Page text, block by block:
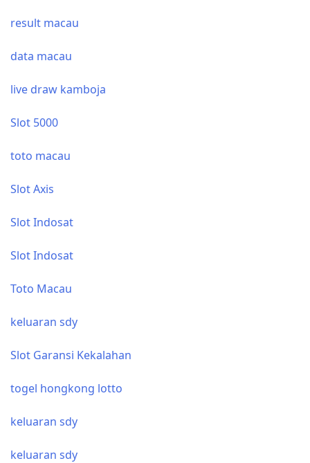
result macau
data macau
live draw kamboja
Slot 5000
toto macau
Slot Axis
Slot Indosat
Slot Indosat
Toto Macau
keluaran sdy
Slot Garansi Kekalahan
togel hongkong lotto
keluaran sdy
keluaran sdy